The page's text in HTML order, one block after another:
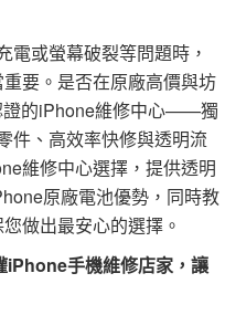
電或螢幕破裂等問題時，
要。是否在原廠高價與坊
證的iPhone維修中心——獨
件、高效率快修與透明流
維修中心選擇，提供透明
原廠電池優勢，同時教
做出最安心的選擇。
手機維修店家，讓